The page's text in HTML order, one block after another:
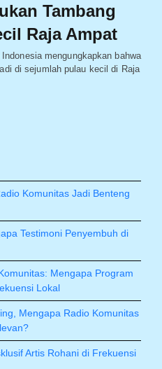
Tambang
Raja Ampat
mengungkapkan bahwa
di sejumlah pulau kecil di Raja
Komunitas Jadi Benteng
Testimoni Penyembuh di
Mengapa Program
Lokal
Mengapa Radio Komunitas
Artis Rohani di Frekuensi